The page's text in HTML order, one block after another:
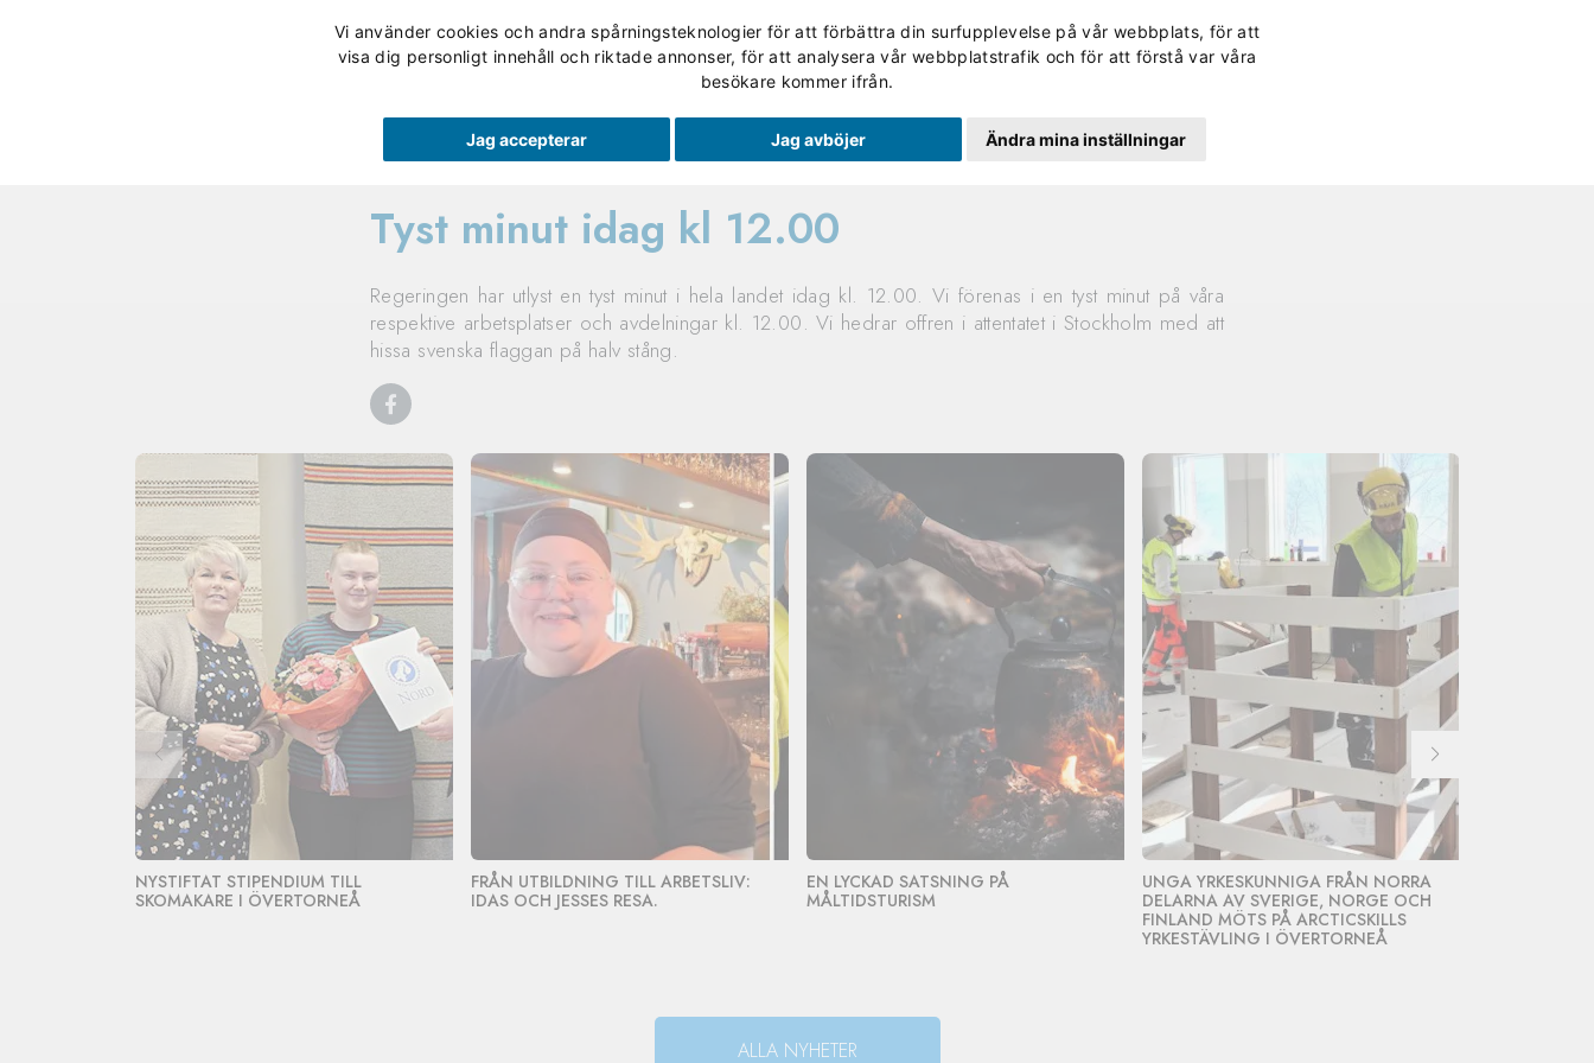
Vi använder cookies och andra spårningsteknologier för att förbättra din surfupplevelse på vår webbplats, för att
visa dig personligt innehåll och riktade annonser, för att analysera vår webbplatstrafik och för att förstå var våra
besökare kommer ifrån.
Jag accepterar Jag avböjer Ändra mina inställningar
Våra utbildningar Validering Studerande Skolan Om Utbildning Nord Kontakt Lättläst
Tyst minut idag kl 12.00
Regeringen har utlyst en tyst minut i hela landet idag kl. 12.00. Vi förenas i en tyst minut på våra
respektive arbetsplatser och avdelningar kl. 12.00. Vi hedrar offren i attentatet i Stockholm med att
hissa svenska flaggan på halv stång.
NYSTIFTAT STIPENDIUM TILL
SKOMAKARE I ÖVERTORNEÅ
FRÅN UTBILDNING TILL ARBETSLIV:
IDAS OCH JESSES RESA.
EN LYCKAD SATSNING PÅ
MÅLTIDSTURISM
UNGA YRKESKUNNIGA FRÅN NORRA
DELARNA AV SVERIGE, NORGE OCH
FINLAND MÖTS PÅ ARCTICSKILLS
YRKESTÄVLING I ÖVERTORNEÅ
ALLA NYHETER